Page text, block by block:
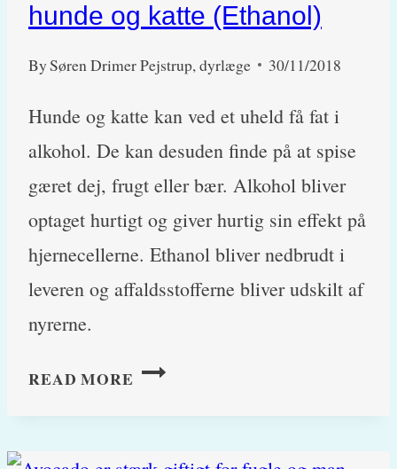
hunde og katte (Ethanol)
BySøren Drimer Pejstrup, dyrlæge 30/11/2018
Hunde og katte kan ved et uheld få fat i
alkohol. De kan desuden finde på at spise
gæret dej, frugt eller bær. Alkohol bliver
optaget hurtigt og giver hurtig sin effekt på
hjernecellerne. Ethanol bliver nedbrudt i
leveren og affaldsstofferne bliver udskilt af
nyrerne.
READ MORE ALKOHOLFORGIFTNING